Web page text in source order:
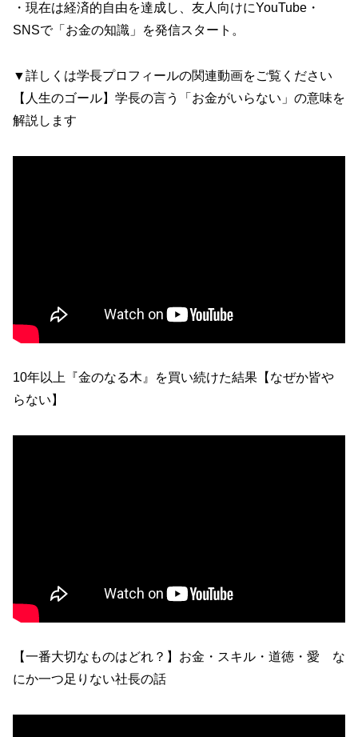
・現在は経済的自由を達成し、友人向けにYouTube・
SNSで「お金の知識」を発信スタート。
▼詳しくは学長プロフィールの関連動画をご覧ください
【人生のゴール】学長の言う「お金がいらない」の意味を
解説します
10年以上『金のなる木』を買い続けた結果【なぜか皆や
らない】
【一番大切なものはどれ？】お金・スキル・道徳・愛 な
にか一つ足りない社長の話